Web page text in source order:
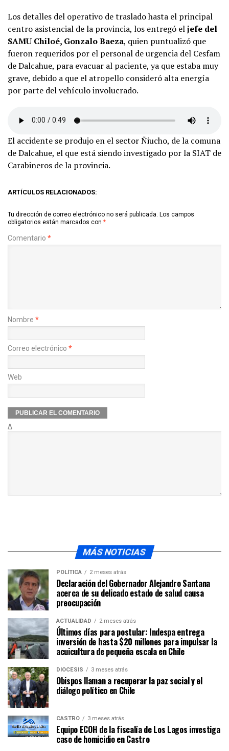
Los detalles del operativo de traslado hasta el principal
centro asistencial de la provincia, los entregó eljefe del
SAMU Chiloé, Gonzalo Baeza, quien puntualizó que
fueron requeridos por el personal de urgencia del Cesfam
de Dalcahue, para evacuar al paciente, ya que estaba muy
grave, debido a que el atropello consideró alta energía
por parte del vehículo involucrado.
El accidente se produjo en el sector Ñiucho, de la comuna
de Dalcahue, el que está siendo investigado por la SIAT de
Carabineros de la provincia.
ARTÍCULOS RELACIONADOS:
Tu dirección de correo electrónico no será publicada. Los campos
obligatorios están marcados con *
Comentario *
Nombre *
Correo electrónico *
Web
Δ
MÁS NOTICIAS
POLÍTICA 2 meses atrás
Declaración del Gobernador Alejandro Santana
acerca de su delicado estado de salud causa
preocupación
ACTUALIDAD 2 meses atrás
Últimos días para postular: Indespa entrega
inversión de hasta $20 millones para impulsar la
acuicultura de pequeña escala en Chile
DIÓCESIS 3 meses atrás
Obispos llaman a recuperar la paz social y el
diálogo político en Chile
CASTRO 3 meses atrás
Equipo ECOH de la fiscalía de Los Lagos investiga
caso de homicidio en Castro